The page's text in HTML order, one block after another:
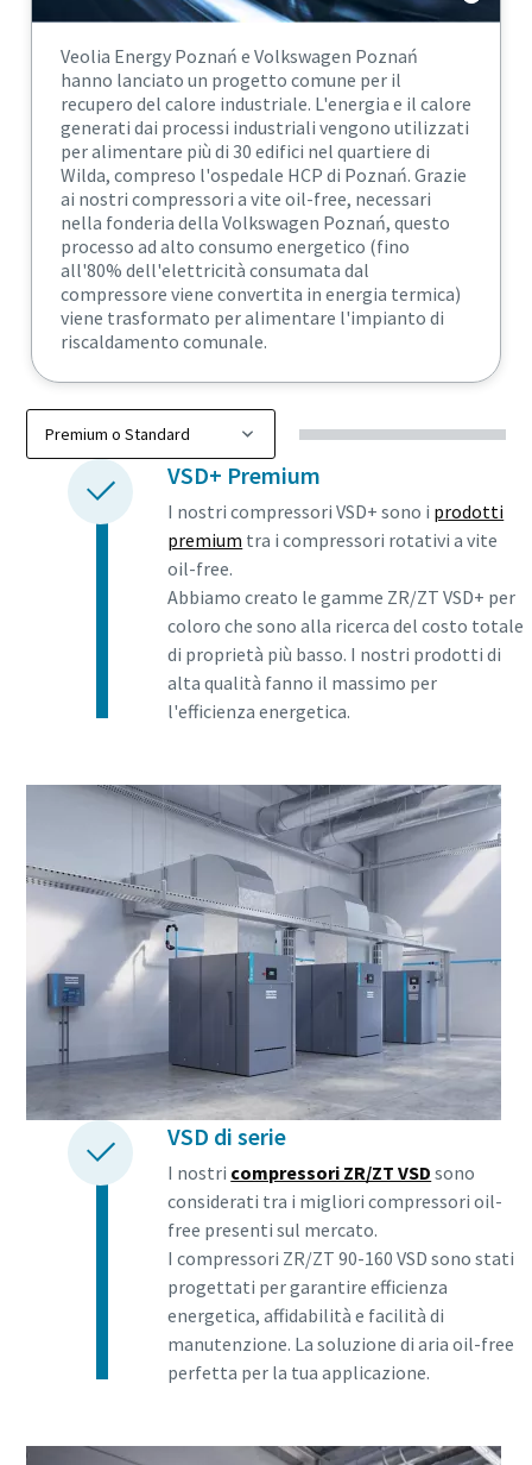
Veolia Energy Poznań e Volkswagen Poznań
hanno lanciato un progetto comune per il
recupero del calore industriale. L'energia e il calore
generati dai processi industriali vengono utilizzati
per alimentare più di 30 edifici nel quartiere di
Wilda, compreso l'ospedale HCP di Poznań. Grazie
ai nostri compressori a vite oil-free, necessari
nella fonderia della Volkswagen Poznań, questo
processo ad alto consumo energetico (fino
all'80% dell'elettricità consumata dal
compressore viene convertita in energia termica)
viene trasformato per alimentare l'impianto di
riscaldamento comunale.
VSD+ Premium
I nostri compressori VSD+ sono i prodotti
premium tra i compressori rotativi a vite
oil-free.
Abbiamo creato le gamme ZR/ZT VSD+ per
coloro che sono alla ricerca del costo totale
di proprietà più basso. I nostri prodotti di
alta qualità fanno il massimo per
l'efficienza energetica.
VSD di serie
I nostri compressori ZR/ZT VSD sono
considerati tra i migliori compressori oil-
free presenti sul mercato.
I compressori ZR/ZT 90-160 VSD sono stati
progettati per garantire efficienza
energetica, affidabilità e facilità di
manutenzione. La soluzione di aria oil-free
perfetta per la tua applicazione.